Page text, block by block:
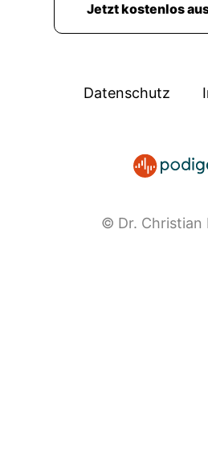
Jetzt kostenlos
Datenschutz
© Dr. Christian